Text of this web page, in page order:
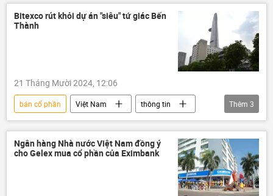
doanh nghiệp
Bitexco rút khỏi dự án "siêu" tứ giác Bến
Thành
21 Tháng Mười 2024, 12:06
bán cổ phần Việt Nam
thông tin
bất động sản
Kinh doanh
doanh nghiệp
Thêm 3
Ngân hàng Nhà nước Việt Nam đồng ý
cho Gelex mua cổ phần của Eximbank